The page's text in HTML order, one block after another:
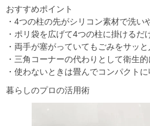
おすすめポイント
・4つの柱の先がシリコン素材で洗い
・ポリ袋を広げて4つの柱に掛けるだ
・両手が塞がっていてもごみをサッ
・三角コーナーの代わりとして衛生
・使わないときは畳んでコンパクト
暮らしのプロの活用術